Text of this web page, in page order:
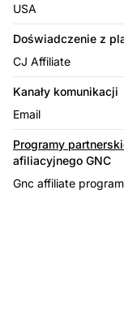
USA
Doświadczenie z
CJ Affiliate
Kanały komunikacji
Email
Programy
afiliacyjnego GNC
Gnc affiliate program